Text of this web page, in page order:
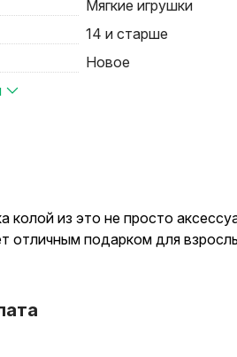
Мягкие игрушки
14 и старше
Новое
колой из это не просто
отличным подарком для